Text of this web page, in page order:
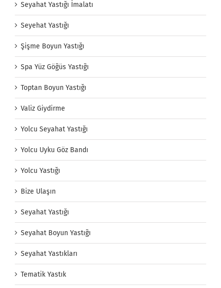
Seyahat Yastığı İmalatı
Seyehat Yastığı
Şişme Boyun Yastığı
Spa Yüz Göğüs Yastığı
Toptan Boyun Yastığı
Valiz Giydirme
Yolcu Seyahat Yastığı
Yolcu Uyku Göz Bandı
Yolcu Yastığı
Bize Ulaşın
Seyahat Yastığı
Seyahat Boyun Yastığı
Seyahat Yastıkları
Tematik Yastık